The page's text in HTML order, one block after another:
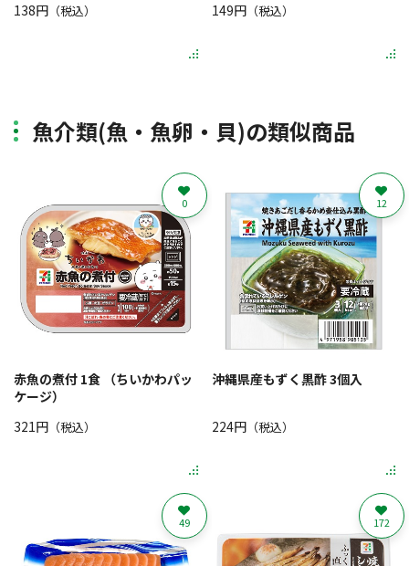
138円 （税込） 149円（税込）
魚介類(魚・魚卵・貝)の類似商品
赤魚の煮付 1食 （ちいかわパッ
ケージ）
321円 （税込）
0
沖縄県産もずく黒酢 3個入
224円（税込）
12
49 172